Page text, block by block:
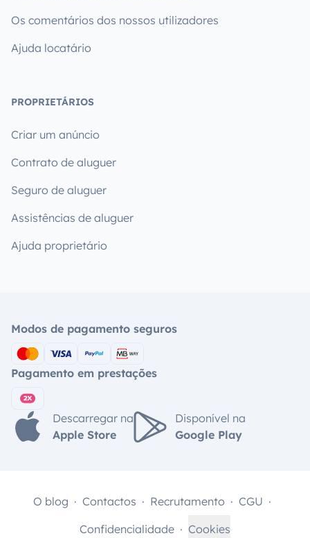
Os comentários dos nossos utilizadores
Ajuda locatário
PROPRIETÁRIOS
Criar um anúncio
Contrato de aluguer
Seguro de aluguer
Assistências de aluguer
Ajuda proprietário
Modos de pagamento seguros
Pagamento em prestações
Descarregar na
Apple Store
Disponível na
Google Play
O blog Contactos Recrutamento
CGU
Confidencialidade
Cookies